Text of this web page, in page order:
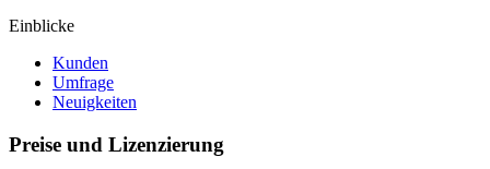
Einblicke
Kunden
Umfrage
Neuigkeiten
Preise und Lizenzierung